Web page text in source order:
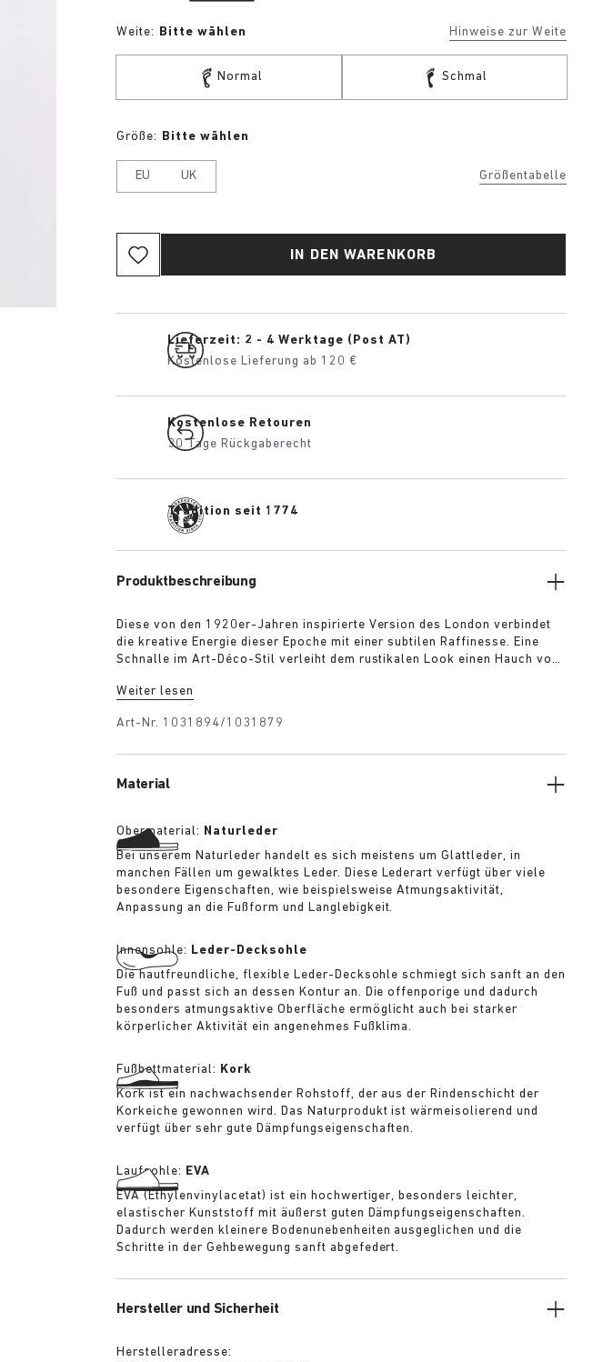
Weite: Bitte wählen Hinweise zur Weite
Normal Schmal
Größentabelle
Größe: Bitte wählen
EU UK
IN DEN WARENKORB
Lieferzeit: 2 - 4 Werktage (Post AT)
Kostenlose Lieferung ab 120 €
Kostenlose Retouren
30 Tage Rückgaberecht
Tradition seit 1774
Produktbeschreibung
Diese von den 1920er-Jahren inspirierte Version des London verbindet
die kreative Energie dieser Epoche mit einer subtilen Raffinesse. Eine
Schnalle im Art-Déco-Stil verleiht dem rustikalen Look einen Hauch von
erhöhte Fersenbereich prägt die klare, nahtfreie Silhouette, während sich
Fuß schmiegt.
Weiter lesen
Art-Nr. 1031894/1031879
Material
Obermaterial: Naturleder
Bei unserem Naturleder handelt es sich meistens um Glattleder, in
manchen Fällen um gewalktes Leder. Diese Lederart verfügt über viele
besondere Eigenschaften, wie beispielsweise Atmungsaktivität,
Anpassung an die Fußform und Langlebigkeit.
Innensohle: Leder-Decksohle
Die hautfreundliche, flexible Leder-Decksohle schmiegt sich sanft an den
Fuß und passt sich an dessen Kontur an. Die offenporige und dadurch
besonders atmungsaktive Oberfläche ermöglicht auch bei starker
körperlicher Aktivität ein angenehmes Fußklima.
Fußbettmaterial: Kork
Kork ist ein nachwachsender Rohstoff, der aus der Rindenschicht der
Korkeiche gewonnen wird. Das Naturprodukt ist wärmeisolierend und
verfügt über sehr gute Dämpfungseigenschaften.
Laufsohle: EVA
EVA (Ethylenvinylacetat) ist ein hochwertiger, besonders leichter,
elastischer Kunststoff mit äußerst guten Dämpfungseigenschaften.
Dadurch werden kleinere Bodenunebenheiten ausgeglichen und die
Schritte in der Gehbewegung sanft abgefedert.
Hersteller und Sicherheit
Herstelleradresse: